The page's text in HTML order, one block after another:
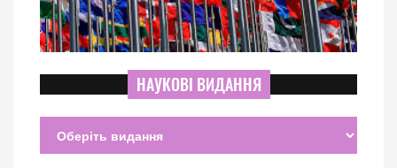
НАУКОВІ ВИДАННЯ